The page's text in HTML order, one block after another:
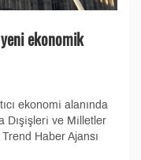
ekonomik
ekonomi alanında
Dışişleri ve Milletler
Haber Ajansı